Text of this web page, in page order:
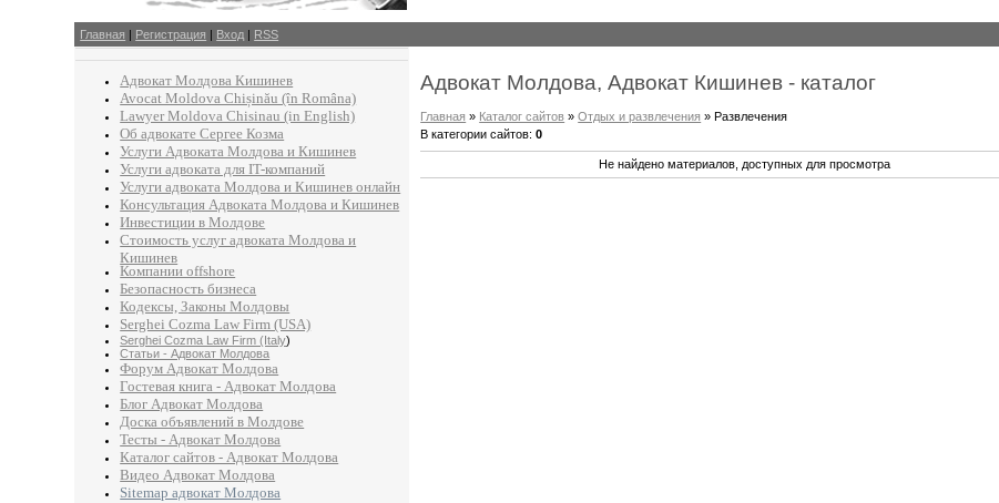
Главная | Регистрация | Вход | RSS
Адвокат Молдова Кишинев
Avocat Moldova Chișinău (în Româna)
Lawyer Moldova Chisinau (in English)
Об адвокате Сергее Козма
Услуги Адвоката Молдова и Кишинев
Услуги адвоката для IT-компаний
Услуги адвоката Молдова и Кишинев онлайн
Консультация Адвоката Молдова и Кишинев
Инвестиции в Молдове
Стоимость услуг адвоката Молдова и
Кишинев
Компании offshore
Безопасность бизнеса
Кодексы, Законы Молдовы
Serghei Cozma Law Firm (USA)
Serghei Cozma Law Firm (Italy)
Статьи - Адвокат Молдова
Форум Адвокат Молдова
Гостевая книга - Адвокат Молдова
Блог Адвокат Молдова
Доска объявлений в Молдове
Тесты - Адвокат Молдова
Каталог сайтов - Адвокат Молдова
Видео Адвокат Молдова
Sitemap адвокат Молдова
Адвокат Молдова, Адвокат Кишинев - каталог
Главная » Каталог сайтов »Отдых и развлечения » Развлечения
В категории сайтов:0
Не найдено материалов, доступных для просмотра